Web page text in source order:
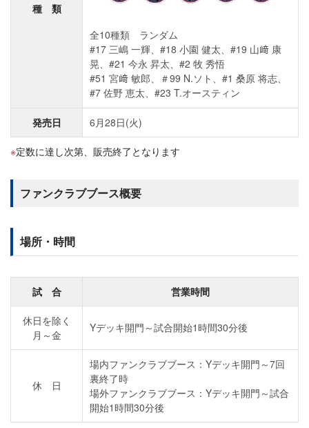
種 類
全10種類 ランダム
#17 三嶋 一輝、#18 小園 健太、#19 山﨑 康
晃、#21 今永 昇太、#2 牧 秀悟
#51 宮﨑 敏郎、＃99 N.ソト、#1 桑原 将志、
#7 佐野 恵太、#23 T.オースティン
発売日 6月28日(火)
定数に達し次第、販売終了となります
ファンクラブブース概要
場所・時間
試 合 営業時間
休日を除く
月～金
Yデッキ開門～試合開始1時間30分後
休 日
場内ファンクラブブース：Yデッキ開門～7回
裏終了時
場外ファンクラブブース：Yデッキ開門～試合
開始1時間30分後